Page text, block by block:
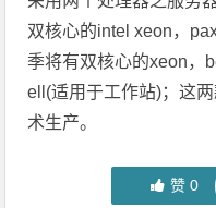
双核心的intel xeon，
季将有双核心的xeon，
ell(适用于工作站)；这
术生产。
赞 0